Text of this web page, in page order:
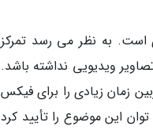
پایین در فیلم برداری است. به نظر می رسد تمرکز
ویدیویی نداشته باشد.
زمان زیادی را برای فیکس
این موضوع را تأیید کرد